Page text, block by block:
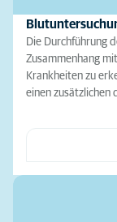
Die Durchführung
Zusammenhang
Krankheiten zu
einen zusätzlichen